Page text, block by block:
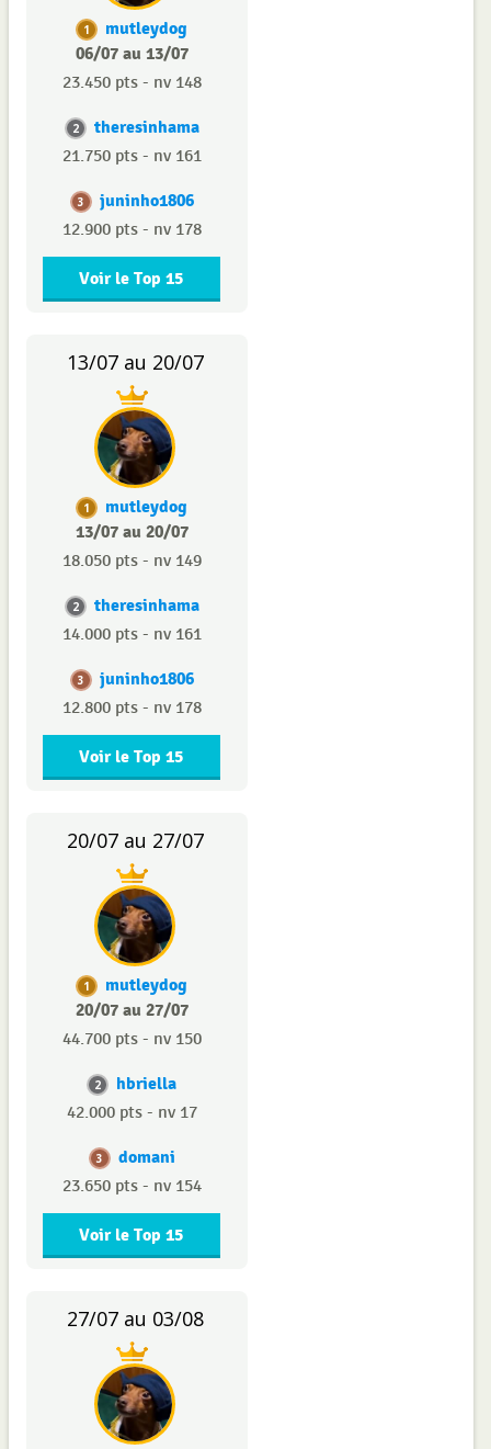
1
mutleydog
06/07 au 13/07
23.450 pts - nv 148
2 theresinhama
21.750 pts - nv 161
3 juninho1806
12.900 pts - nv 178
Voir le Top 15
13/07 au 20/07
1
mutleydog
13/07 au 20/07
18.050 pts - nv 149
2 theresinhama
14.000 pts - nv 161
3 juninho1806
12.800 pts - nv 178
Voir le Top 15
20/07 au 27/07
1
mutleydog
20/07 au 27/07
44.700 pts - nv 150
2 hbriella
42.000 pts - nv 17
3 domani
23.650 pts - nv 154
Voir le Top 15
27/07 au 03/08